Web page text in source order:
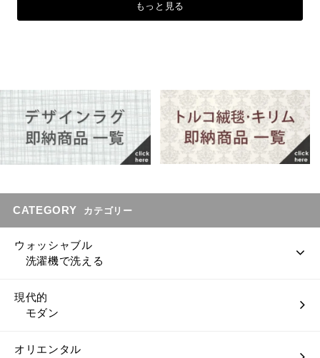
もっと見る
CATEGORY カテゴリー
ウォッシャブル
洗濯機で洗える
現代的
モダン
オリエンタル